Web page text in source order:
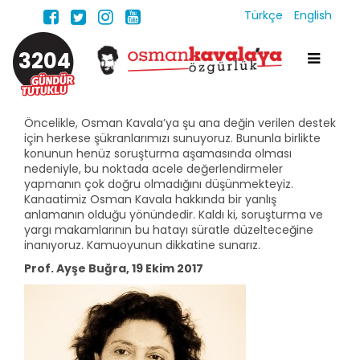
Türkçe English
3204
Öncelikle, Osman Kavala’ya şu ana değin verilen destek
için herkese şükranlarımızı sunuyoruz. Bununla birlikte
konunun henüz soruşturma aşamasında olması
nedeniyle, bu noktada acele değerlendirmeler
yapmanın çok doğru olmadığını düşünmekteyiz.
Kanaatimiz Osman Kavala hakkında bir yanlış
anlamanın olduğu yönündedir. Kaldı ki, soruşturma ve
yargı makamlarının bu hatayı süratle düzelteceğine
inanıyoruz. Kamuoyunun dikkatine sunarız.
Prof. Ayşe Buğra, 19 Ekim 2017